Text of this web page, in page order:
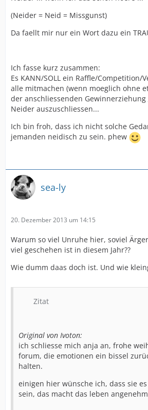
(Neider = Neid = Missgunst)
Da faellt mir nur ein Wort dazu ein
Ich fasse kurz zusammen:
Es KANN/SOLL ein Raffle/Competition/
alle mitmachen (wenn moeglich ohne
der anschliessenden Gewinnerziehung
Neider auszuschliessen...
Ich bin froh, dass ich nicht solche
jemanden neidisch zu sein. phew
sea-ly
20. Dezember 2013 um 14:15
Warum so viel Unruhe hier, soviel
viel geschehen ist in diesem Jahr??
Wie dumm daas doch ist. Und wie
Zitat
Original von Ivoton:
ich schliesse mich anja an, frohe
forum, die emotionen ein bissel
halten.
einigen hier wünsche ich, dass sie
sein, das macht das leben